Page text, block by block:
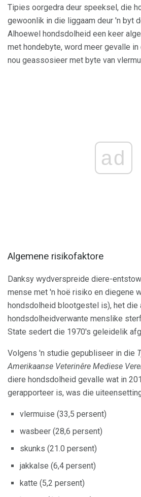
Tipies oorgedra deur speeksel, die
gewoonlik in die liggaam deur 'n byt
Alhoewel hondsdolheid een keer
met hondebyte, word meer gevalle
nou geassosieer met byte van
ad
Algemene risikofaktore
Danksy wydverspreide diere-
mense met 'n hoë risiko en diegene
hondsdolheid blootgestel is), het die
hondsdolheidverwante menslike
State sedert die 1970's geleidelik
Volgens 'n studie gepubliseer in die
Amerikaanse Veterinêre Mediese
diere hondsdolheid gevalle wat in
gerapporteer is, was die
vlermuise (33,5 persent)
wasbeer (28,6 persent)
skunks (21.0 persent)
jakkalse (6,4 persent)
katte (5,2 persent)